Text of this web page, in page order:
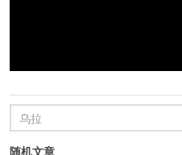
随机文章